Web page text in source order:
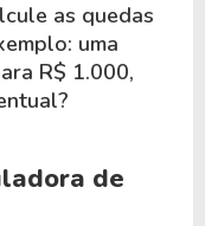
as quedas
uma
R$ 1.000,
de